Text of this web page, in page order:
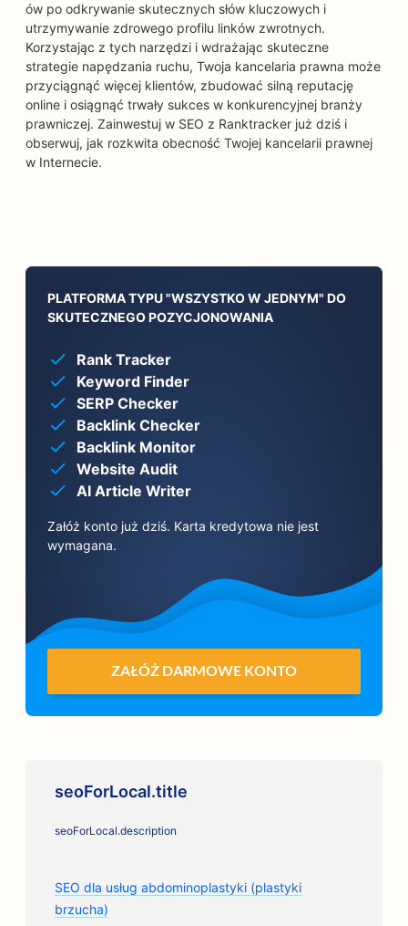
ów po odkrywanie skutecznych słów kluczowych i
utrzymywanie zdrowego profilu linków zwrotnych.
Korzystając z tych narzędzi i wdrażając skuteczne
strategie napędzania ruchu, Twoja kancelaria prawna może
przyciągnąć więcej klientów, zbudować silną reputację
online i osiągnąć trwały sukces w konkurencyjnej branży
prawniczej. Zainwestuj w SEO z Ranktracker już dziś i
obserwuj, jak rozkwita obecność Twojej kancelarii prawnej
w Internecie.
PLATFORMA TYPU "WSZYSTKO W JEDNYM" DO
SKUTECZNEGO POZYCJONOWANIA
Rank Tracker
Keyword Finder
SERP Checker
Backlink Checker
Backlink Monitor
Website Audit
AI Article Writer
Załóż konto już dziś. Karta kredytowa nie jest
wymagana.
ZAŁÓŻ DARMOWE KONTO
seoForLocal.title
seoForLocal.description
SEO dla usług abdominoplastyki (plastyki
brzucha)